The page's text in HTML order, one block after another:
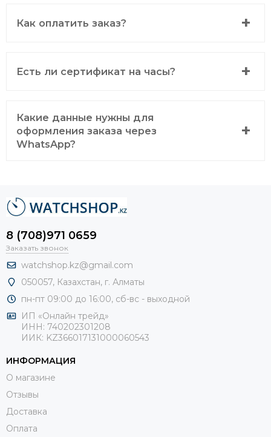
Как оплатить заказ?
Есть ли сертификат на часы?
Какие данные нужны для
оформления заказа через
WhatsApp?
8 (708)971 0659
Заказать звонок
watchshop.kz@gmail.com
050057, Казахстан, г. Алматы
пн-пт 09:00 до 16:00, сб-вс - выходной
ИП «Онлайн трейд»
ИНН: 740202301208
ИИК: KZ366017131000060543
ИНФОРМАЦИЯ
О магазине
Отзывы
Доставка
Оплата